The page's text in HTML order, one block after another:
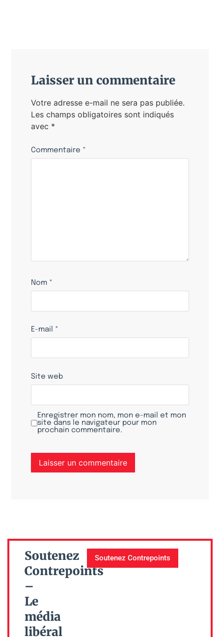
Laisser un commentaire
Votre adresse e-mail ne sera pas publiée.
Les champs obligatoires sont indiqués
avec *
Commentaire *
Nom *
E-mail *
Site web
Enregistrer mon nom, mon e-mail et mon
site dans le navigateur pour mon
prochain commentaire.
Soutenez
Contrepoints
–
Le
média
libéral
Soutenez Contrepoints